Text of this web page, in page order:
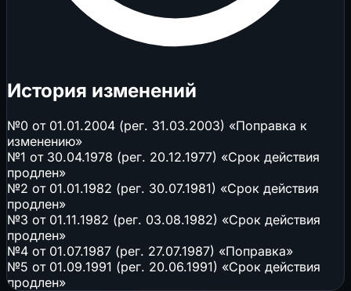
История изменений
№0 от 01.01.2004 (рег. 31.03.2003) «Поправка к
изменению»
№1 от 30.04.1978 (рег. 20.12.1977) «Срок действия
продлен»
№2 от 01.01.1982 (рег. 30.07.1981) «Срок действия
продлен»
№3 от 01.11.1982 (рег. 03.08.1982) «Срок действия
продлен»
№4 от 01.07.1987 (рег. 27.07.1987) «Поправка»
№5 от 01.09.1991 (рег. 20.06.1991) «Срок действия
продлен»